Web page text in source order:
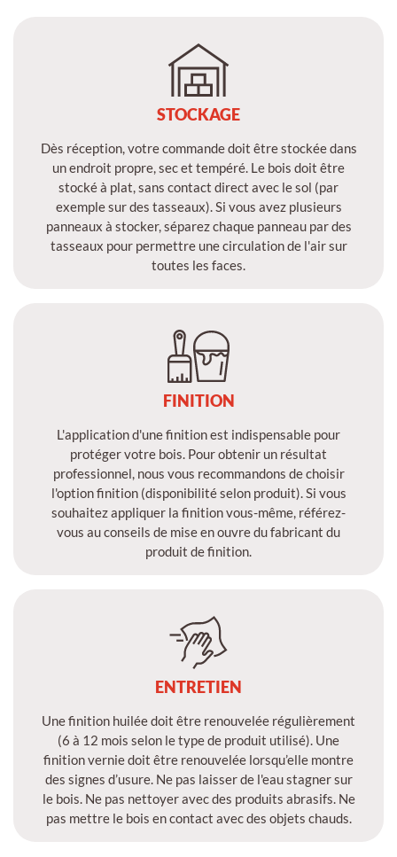
STOCKAGE
Dès réception, votre commande doit être stockée dans
un endroit propre, sec et tempéré. Le bois doit être
stocké à plat, sans contact direct avec le sol (par
exemple sur des tasseaux). Si vous avez plusieurs
panneaux à stocker, séparez chaque panneau par des
tasseaux pour permettre une circulation de l'air sur
toutes les faces.
FINITION
L'application d'une finition est indispensable pour
protéger votre bois. Pour obtenir un résultat
professionnel, nous vous recommandons de choisir
l'option finition (disponibilité selon produit). Si vous
souhaitez appliquer la finition vous-même, référez-
vous au conseils de mise en ouvre du fabricant du
produit de finition.
ENTRETIEN
Une finition huilée doit être renouvelée régulièrement
(6 à 12 mois selon le type de produit utilisé). Une
finition vernie doit être renouvelée lorsqu’elle montre
des signes d’usure. Ne pas laisser de l'eau stagner sur
le bois. Ne pas nettoyer avec des produits abrasifs. Ne
pas mettre le bois en contact avec des objets chauds.